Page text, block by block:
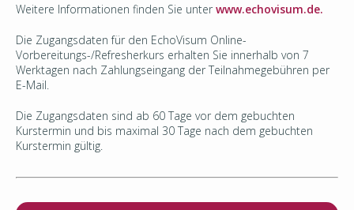
Weitere Informationen finden Sie unter www.echovisum.de.
Die Zugangsdaten für den EchoVisum Online-
Vorbereitungs-/Refresherkurs erhalten Sie innerhalb von 7
Werktagen nach Zahlungseingang der Teilnahmegebühren per
E-Mail.
Die Zugangsdaten sind ab 60 Tage vor dem gebuchten
Kurstermin und bis maximal 30 Tage nach dem gebuchten
Kurstermin gültig.